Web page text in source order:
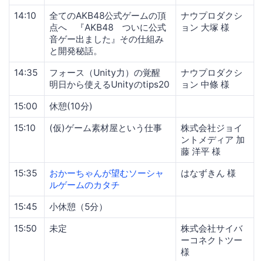
14:10
全てのAKB48公式ゲームの頂
点へ 『AKB48 ついに公式
音ゲー出ました』その仕組み
と開発秘話。
ナウプロダクシ
ョン 大塚 様
14:35
フォース（Unity力）の覚醒
明日から使えるUnityのtips20
ナウプロダクシ
ョン 中條 様
15:00
休憩(10分)
15:10
(仮)ゲーム素材屋という仕事
株式会社ジョイ
ントメディア 加
藤 洋平 様
15:35
おかーちゃんが望むソーシャ
ルゲームのカタチ
はなずきん 様
15:45
小休憩（5分）
15:50
未定
株式会社サイバ
ーコネクトツー
様